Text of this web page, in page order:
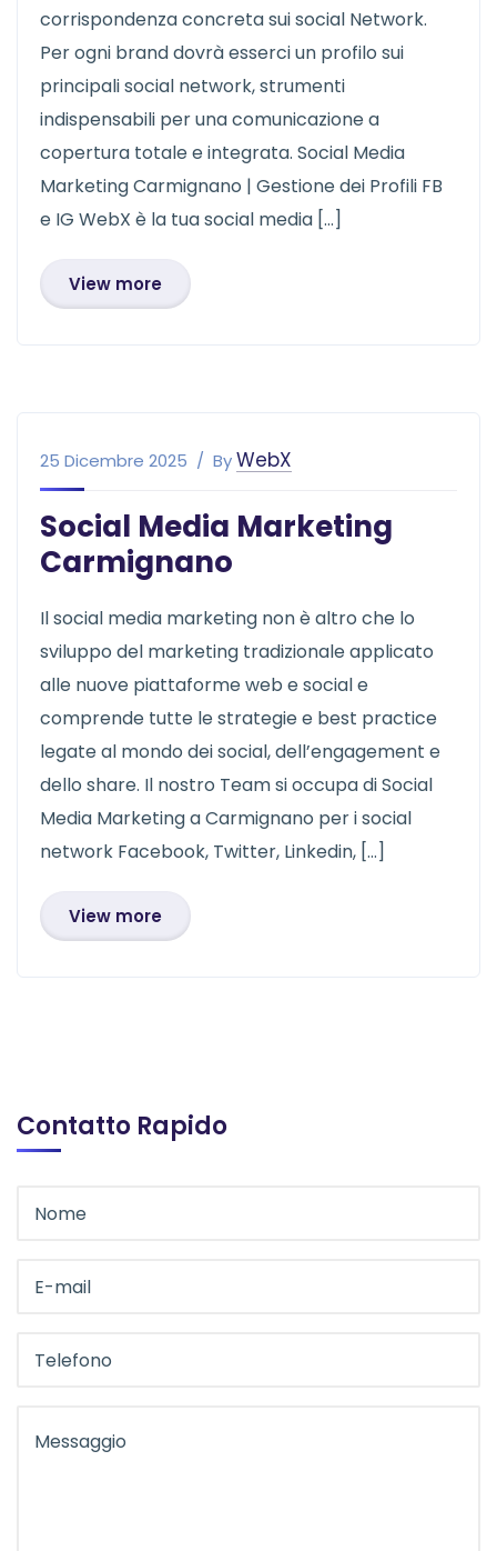
corrispondenza concreta sui social Network.
Per ogni brand dovrà esserci un profilo sui
principali social network, strumenti
indispensabili per una comunicazione a
copertura totale e integrata. Social Media
Marketing Carmignano | Gestione dei Profili FB
e IG WebX è la tua social media […]
View more
25 Dicembre 2025 ByWebX
Social Media Marketing
Carmignano
Il social media marketing non è altro che lo
sviluppo del marketing tradizionale applicato
alle nuove piattaforme web e social e
comprende tutte le strategie e best practice
legate al mondo dei social, dell’engagement e
dello share. Il nostro Team si occupa di Social
Media Marketing a Carmignano per i social
network Facebook, Twitter, Linkedin, […]
View more
Contatto Rapido